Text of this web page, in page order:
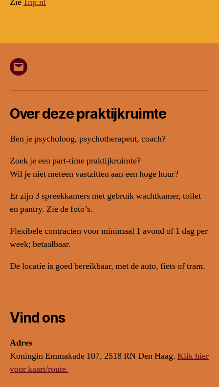
E-
Over deze praktijkruimte
Ben je psycholoog, psychotherapeut, coach?
Zoek je een part-time praktijkruimte?
Wil je niet meteen vastzitten aan een hoge huur?
Er zijn 3 spreekkamers met gebruik wachtkamer, toilet
en pantry. Zie de foto’s.
Flexibele contracten voor minimaal 1 avond of 1 dag per
week; betaalbaar.
De locatie is goed bereikbaar, met de auto, fiets of tram.
Vind ons
Adres
Koningin Emmakade 107, 2518 RN Den Haag. Klik hier
voor kaart/route.